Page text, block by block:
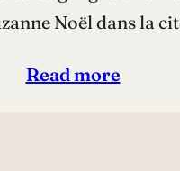
Noël dans la
Read more